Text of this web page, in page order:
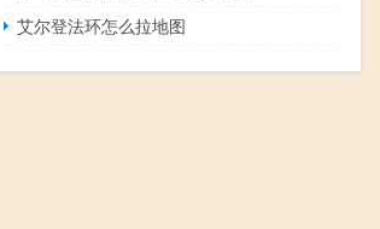
艾尔登法环怎么拉地图